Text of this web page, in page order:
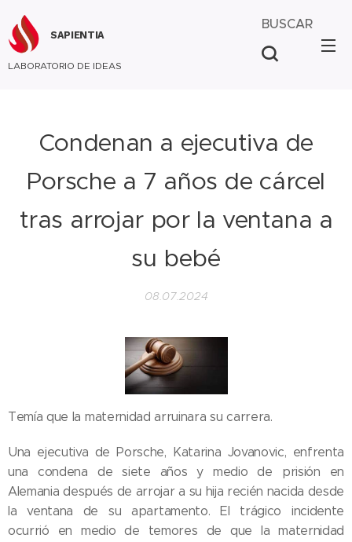
SAPIENTIA
LABORATORIO DE IDEAS
BUSCAR
Condenan a ejecutiva de
Porsche a 7 años de cárcel
tras arrojar por la ventana a
su bebé
08.07.2024
Temía que la maternidad arruinara su carrera.
Una ejecutiva de Porsche, Katarina Jovanovic, enfrenta
una condena de siete años y medio de prisión en
Alemania después de arrojar a su hija recién nacida desde
la ventana de su apartamento. El trágico incidente
ocurrió en medio de temores de que la maternidad